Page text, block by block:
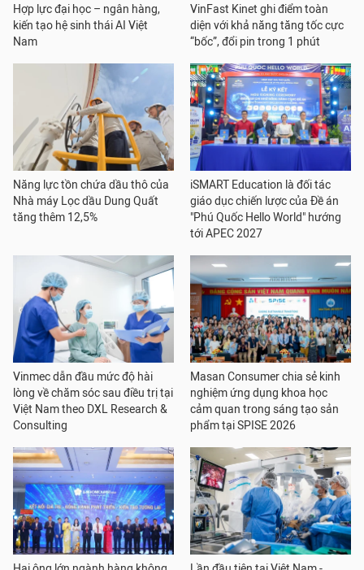
Hợp lực đại học – ngân hàng,
kiến tạo hệ sinh thái AI Việt
Nam
VinFast Kinet ghi điểm toàn
diện với khả năng tăng tốc cực
“bốc”, đổi pin trong 1 phút
Năng lực tồn chứa dầu thô của
Nhà máy Lọc dầu Dung Quất
tăng thêm 12,5%
iSMART Education là đối tác
giáo dục chiến lược của Đề án
"Phú Quốc Hello World" hướng
tới APEC 2027
Vinmec dẫn đầu mức độ hài
lòng về chăm sóc sau điều trị tại
Việt Nam theo DXL Research &
Consulting
Masan Consumer chia sẻ kinh
nghiệm ứng dụng khoa học
cảm quan trong sáng tạo sản
phẩm tại SPISE 2026